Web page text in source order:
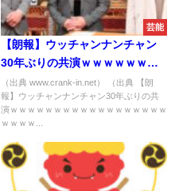
芸能
【朗報】ウッチャンナンチャン
30年ぶりの共演ｗｗｗｗｗｗｗ
ｗｗｗｗｗｗｗｗｗｗｗｗｗｗ
ｗｗｗｗｗｗｗｗｗｗｗ
（出典 www.crank-in.net） （出典 【朗
報】ウッチャンナンチャン30年ぶりの共
演ｗｗｗｗｗｗｗｗｗｗｗｗｗｗｗｗｗｗ
ｗｗｗｗ...